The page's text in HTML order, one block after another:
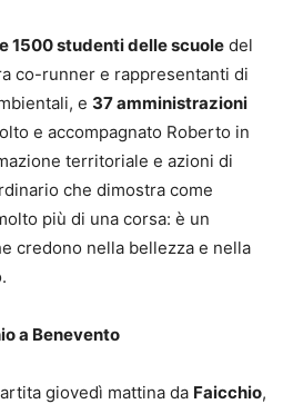
1500 studenti delle scuole del
co-runner e rappresentanti di
e 37 amministrazioni
e accompagnato Roberto in
territoriale e azioni di
che dimostra come
più di una corsa: è un
credono nella bellezza e nella
a Benevento
giovedì mattina da Faicchio,